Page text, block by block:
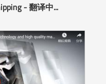
- 翻译中...